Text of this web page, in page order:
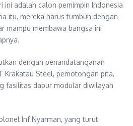
ini adalah calon pemimpin Indonesia
itu, mereka harus tumbuh dengan
mampu membawa bangsa ini
dengan penandatanganan
Krakatau Steel, pemotongan pita,
fasilitas dapur modular diwilayah
Inf Nyarman, yang turut